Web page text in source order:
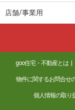
店舗/事業用
goo住宅・不動産とは
物件に関するお問合せ
個人情報の取り